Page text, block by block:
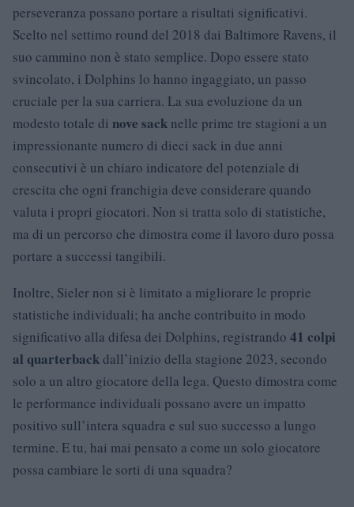
perseveranza possano portare a risultati significativi.
Scelto nel settimo round del 2018 dai Baltimore Ravens, il
suo cammino non è stato semplice. Dopo essere stato
svincolato, i Dolphins lo hanno ingaggiato, un passo
cruciale per la sua carriera. La sua evoluzione da un
modesto totale di nove sack nelle prime tre stagioni a un
impressionante numero di dieci sack in due anni
consecutivi è un chiaro indicatore del potenziale di
crescita che ogni franchigia deve considerare quando
valuta i propri giocatori. Non si tratta solo di statistiche,
ma di un percorso che dimostra come il lavoro duro possa
portare a successi tangibili.
Inoltre, Sieler non si è limitato a migliorare le proprie
statistiche individuali; ha anche contribuito in modo
significativo alla difesa dei Dolphins, registrando 41 colpi
al quarterbackdall’inizio della stagione 2023, secondo
solo a un altro giocatore della lega. Questo dimostra come
le performance individuali possano avere un impatto
positivo sull’intera squadra e sul suo successo a lungo
termine. E tu, hai mai pensato a come un solo giocatore
possa cambiare le sorti di una squadra?